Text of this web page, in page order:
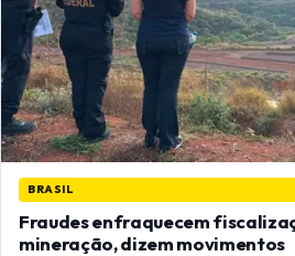
BRASIL
Fraudes enfraquecem
mineração, dizem movimentos